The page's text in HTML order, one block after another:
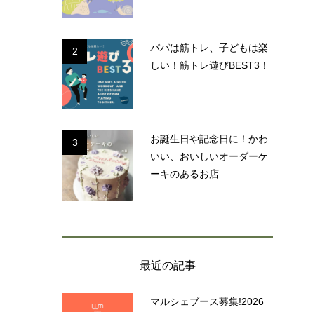
2
パパは筋トレ、子どもは楽
しい！筋トレ遊びBEST3！
3
お誕生日や記念日に！かわ
いい、おいしいオーダーケ
ーキのあるお店
最近の記事
マルシェブース募集!2026